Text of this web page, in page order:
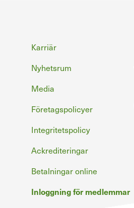
Sidfot
Karriär
Nyhetsrum
Media
Företagspolicyer
Integritetspolicy
Ackrediteringar
Betalningar online
Inloggning för medlemmar